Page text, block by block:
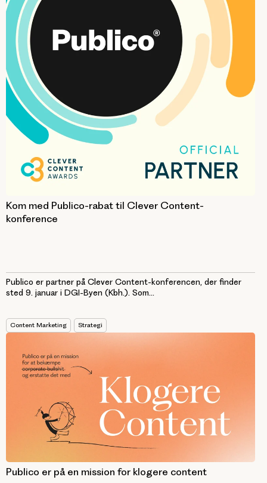
Kom med Publico-rabat til Clever Content-
konference
Publico er partner på Clever Content-konferencen, der finder
sted 9. januar i DGI-Byen (Kbh.). Som...
Content Marketing Strategi
Publico er på en mission for klogere content